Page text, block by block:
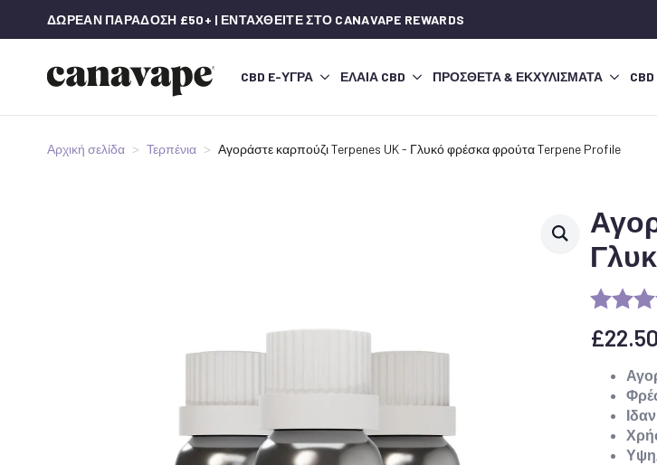
ΔΩΡΕΆΝ ΠΑΡΆΔΟΣΗ £50+ | ΕΝΤΑΧΘΕΊΤΕ ΣΤΟ CANAVAPE REWARDS
CBD E-ΥΓΡΆ ΈΛΑΙΑ CBD ΠΡΌΣΘΕΤΑ & ΕΚΧΥΛΊΣΜΑΤΑ
Αρχική σελίδα Τερπένια Αγοράστε καρπούζι Terpenes UK - Γλυκό φρέσκα φρούτα Terpene Profile
£22.50
Εύρος
από
22,50